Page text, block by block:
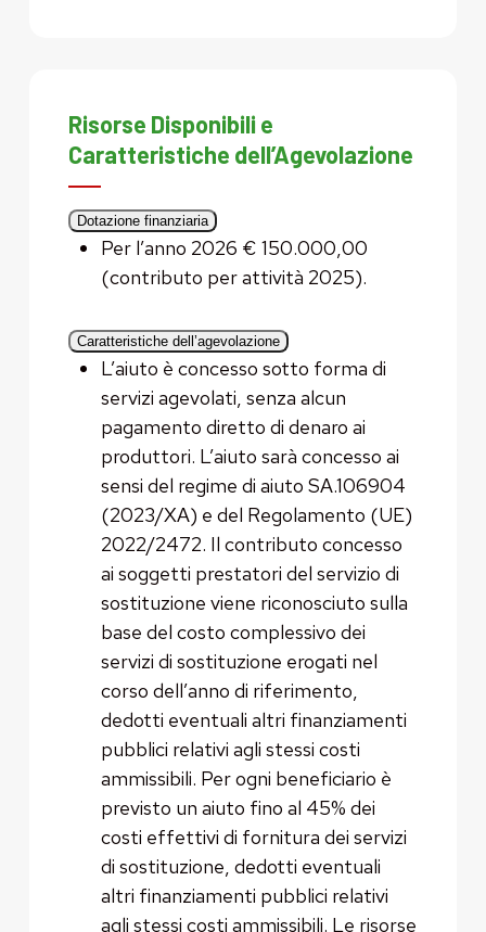
Risorse Disponibili e
Caratteristiche dell’Agevolazione
Dotazione finanziaria
Per l’anno 2026 € 150.000,00
(contributo per attività 2025).
Caratteristiche dell’agevolazione
L’aiuto è concesso sotto forma di
servizi agevolati, senza alcun
pagamento diretto di denaro ai
produttori. L’aiuto sarà concesso ai
sensi del regime di aiuto SA.106904
(2023/XA) e del Regolamento (UE)
2022/2472. Il contributo concesso
ai soggetti prestatori del servizio di
sostituzione viene riconosciuto sulla
base del costo complessivo dei
servizi di sostituzione erogati nel
corso dell’anno di riferimento,
dedotti eventuali altri finanziamenti
pubblici relativi agli stessi costi
ammissibili. Per ogni beneficiario è
previsto un aiuto fino al 45% dei
costi effettivi di fornitura dei servizi
di sostituzione, dedotti eventuali
altri finanziamenti pubblici relativi
agli stessi costi ammissibili. Le risorse